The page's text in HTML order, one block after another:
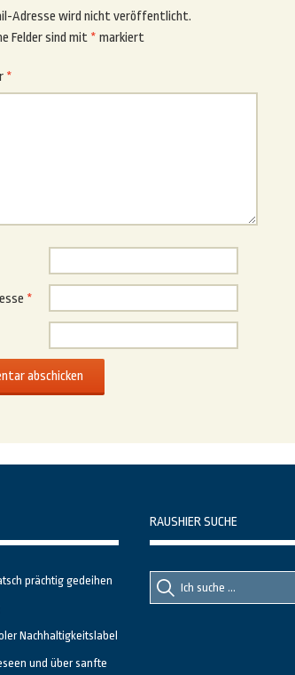
Adresse wird nicht veröffentlicht.
Felder sind mit * markiert
*
*
prächtig gedeihen
Nachhaltigkeitslabel
und über sanfte
RAUSHIER SUCHE
Suche
nach::
Suche
nach: